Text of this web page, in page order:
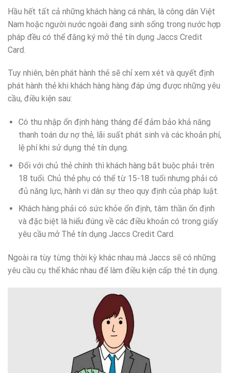
Hầu hết tất cả những khách hàng cá nhân, là công dân Việt
Nam hoặc người nước ngoài đang sinh sống trong nước hợp
pháp đều có thể đăng ký mở thẻ tín dụng Jaccs Credit
Card.
Tuy nhiên, bên phát hành thẻ sẽ chỉ xem xét và quyết định
phát hành thẻ khi khách hàng hàng đáp ứng được những yêu
cầu, điều kiện sau:
Có thu nhập ổn định hàng tháng để đảm bảo khả năng
thanh toán dư nợ thẻ, lãi suất phát sinh và các khoản phí,
lệ phí khi sử dụng thẻ tín dụng.
Đối với chủ thẻ chính thì khách hàng bắt buộc phải trên
18 tuổi. Chủ thẻ phụ có thể từ 15-18 tuổi nhưng phải có
đủ năng lực, hành vi dân sự theo quy định của pháp luật.
Khách hàng phải có sức khỏe ổn định, tâm thần ổn định
và đặc biệt là hiểu đúng về các điều khoản có trong giấy
yêu cầu mở Thẻ tín dụng Jaccs Credit Card.
Ngoài ra tùy từng thời kỳ khác nhau mà Jaccs sẽ có những
yêu cầu cụ thể khác nhau để làm điều kiện cấp thẻ tín dụng.